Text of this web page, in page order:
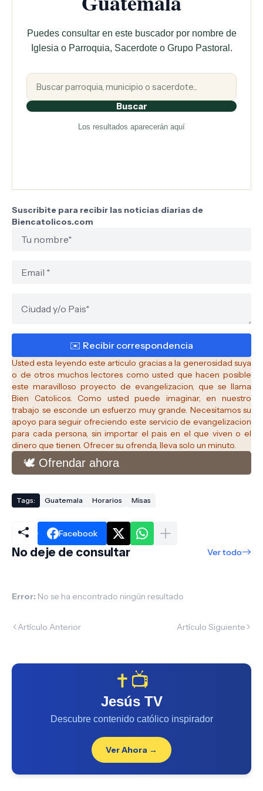
Puedes consultar en este buscador por nombre de
Iglesia o Parroquia, Sacerdote o Grupo Pastoral.
Buscar
Los resultados aparecerán aquí
Suscribite para recibir las noticias diarias de
Biencatolicos.com
Usted esta leyendo este articulo gracias a la generosidad suya
o de otros muchos lectores como usted que hacen posible
este maravilloso proyecto de evangelizacion, que se llama
Bien Catolicos.Como usted puede imaginar, en nuestro
trabajo se esconde un esfuerzo muy grande. Necesitamos su
apoyo para seguir ofreciendo este servicio de evangelizacion
para cada persona, sin importar el pais en el que viven o el
dinero que tienen. Ofrecer su ofrenda, lleva solo un minuto.
🕊️ Ofrendar ahora
Tags: Guatemala Horarios Misas
Facebook
No deje de consultar Ver todo
Error: No se ha encontrado ningún resultado
Artículo Anterior Artículo Siguiente
✝️📺
Jesús TV
Descubre contenido católico inspirador
Ver Ahora →